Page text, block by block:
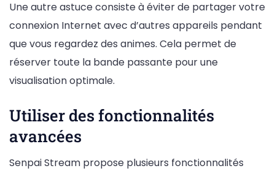
Une autre astuce consiste à éviter de partager votre
connexion Internet avec d’autres appareils pendant
que vous regardez des animes. Cela permet de
réserver toute la bande passante pour une
visualisation optimale.
Utiliser des fonctionnalités
avancées
Senpai Stream propose plusieurs fonctionnalités